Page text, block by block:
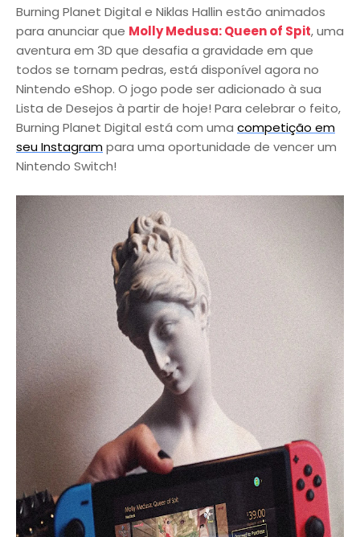
Burning Planet Digital e Niklas Hallin estão animados
para anunciar que Molly Medusa: Queen of Spit, uma
aventura em 3D que desafia a gravidade em que
todos se tornam pedras, está disponível agora no
Nintendo eShop. O jogo pode ser adicionado à sua
Lista de Desejos à partir de hoje! Para celebrar o feito,
Burning Planet Digital está com uma competição em
seu Instagrampara uma oportunidade de vencer um
Nintendo Switch!